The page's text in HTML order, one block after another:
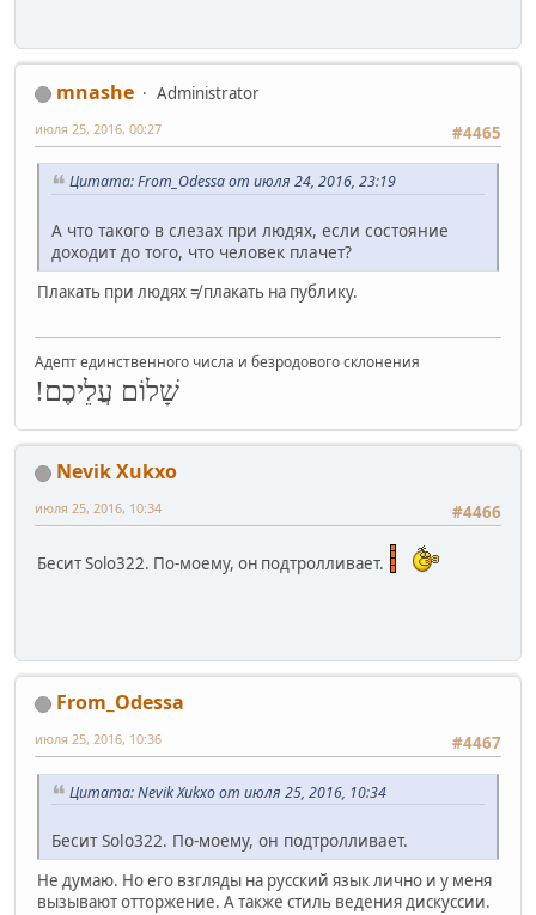
mnashe
Administrator
#4465
июля 25, 2016, 00:27
Цитата: From_Odessa от июля 24, 2016, 23:19
А что такого в слезах при людях, если состояние
доходит до того, что человек плачет?
Плакать при людях ≠ плакать на публику.
Адепт единственного числа и безродового склонения
שָׁלוֹם עֲלֵיכֶם!
Nevik Xukxo
#4466
июля 25, 2016, 10:34
Бесит Solo322. По-моему, он подтролливает.
From_Odessa
#4467
июля 25, 2016, 10:36
Цитата: Nevik Xukxo от июля 25, 2016, 10:34
Бесит Solo322. По-моему, он подтролливает.
Не думаю. Но его взгляды на русский язык лично и у меня
вызывают отторжение. А также стиль ведения дискуссии.